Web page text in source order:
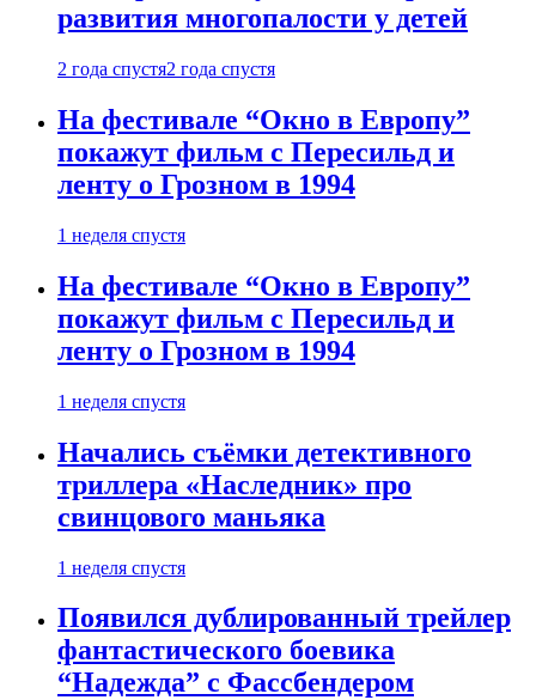
развития многопалости у детей
2 года спустя2 года спустя
На фестивале “Окно в Европу”
покажут фильм с Пересильд и
ленту о Грозном в 1994
1 неделя спустя
На фестивале “Окно в Европу”
покажут фильм с Пересильд и
ленту о Грозном в 1994
1 неделя спустя
Начались съёмки детективного
триллера «Наследник» про
свинцового маньяка
1 неделя спустя
Появился дублированный трейлер
фантастического боевика
“Надежда” с Фассбендером